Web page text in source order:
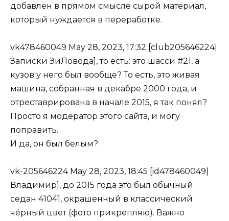
добавлен в прямом смысле сырой материал,
который нуждается в переработке.
vk478460049 May 28, 2023, 17:32 [club205646224|
Записки ЗиЛовода], то есть: это шасси #21, а
кузов у него был вообще? То есть, это живая
машина, собранная в декабре 2000 года, и
отреставрирована в начале 2015, я так понял?
Просто я модератор этого сайта, и могу
поправить.
И да, он был белым?
vk-205646224 May 28, 2023, 18:45 [id478460049|
Владимир], до 2015 года это был обычный
седан 41041, окрашенный в классический
чёрный цвет (фото прикрепляю). Важно